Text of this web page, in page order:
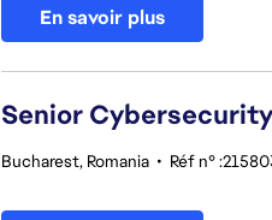
En savoir plus
Senior
Bucharest, Romania • Réf n°